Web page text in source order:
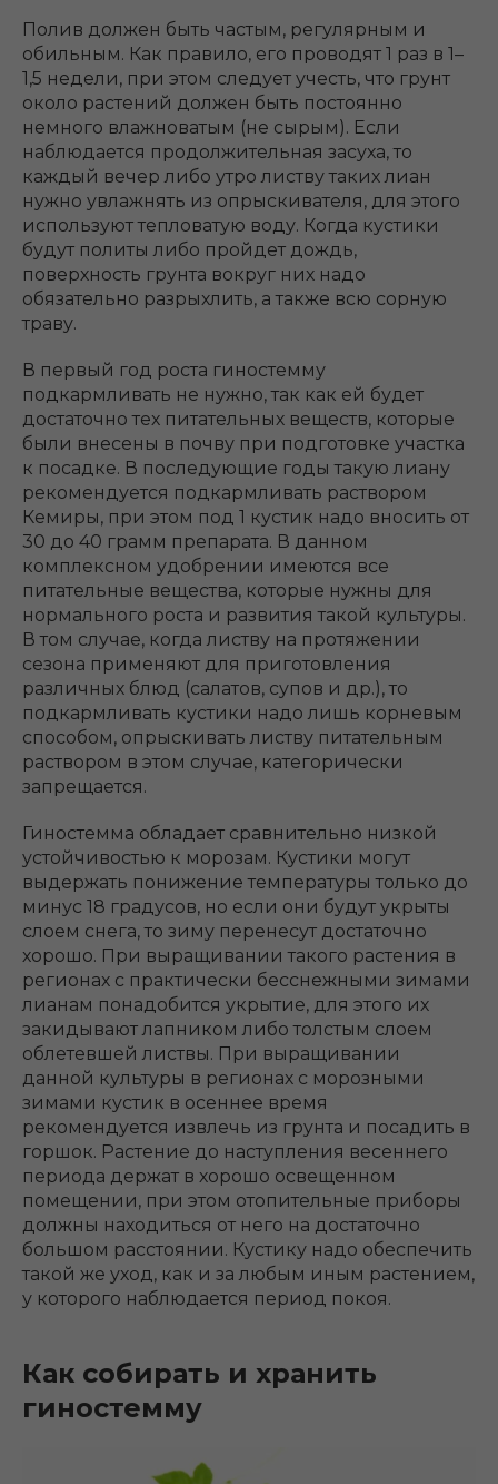
Полив должен быть частым, регулярным и
обильным. Как правило, его проводят 1 раз в 1–
1,5 недели, при этом следует учесть, что грунт
около растений должен быть постоянно
немного влажноватым (не сырым). Если
наблюдается продолжительная засуха, то
каждый вечер либо утро листву таких лиан
нужно увлажнять из опрыскивателя, для этого
используют тепловатую воду. Когда кустики
будут политы либо пройдет дождь,
поверхность грунта вокруг них надо
обязательно разрыхлить, а также всю сорную
траву.
В первый год роста гиностемму
подкармливать не нужно, так как ей будет
достаточно тех питательных веществ, которые
были внесены в почву при подготовке участка
к посадке. В последующие годы такую лиану
рекомендуется подкармливать раствором
Кемиры, при этом под 1 кустик надо вносить от
30 до 40 грамм препарата. В данном
комплексном удобрении имеются все
питательные вещества, которые нужны для
нормального роста и развития такой культуры.
В том случае, когда листву на протяжении
сезона применяют для приготовления
различных блюд (салатов, супов и др.), то
подкармливать кустики надо лишь корневым
способом, опрыскивать листву питательным
раствором в этом случае, категорически
запрещается.
Гиностемма обладает сравнительно низкой
устойчивостью к морозам. Кустики могут
выдержать понижение температуры только до
минус 18 градусов, но если они будут укрыты
слоем снега, то зиму перенесут достаточно
хорошо. При выращивании такого растения в
регионах с практически бесснежными зимами
лианам понадобится укрытие, для этого их
закидывают лапником либо толстым слоем
облетевшей листвы. При выращивании
данной культуры в регионах с морозными
зимами кустик в осеннее время
рекомендуется извлечь из грунта и посадить в
горшок. Растение до наступления весеннего
периода держат в хорошо освещенном
помещении, при этом отопительные приборы
должны находиться от него на достаточно
большом расстоянии. Кустику надо обеспечить
такой же уход, как и за любым иным растением,
у которого наблюдается период покоя.
Как собирать и хранить
гиностемму